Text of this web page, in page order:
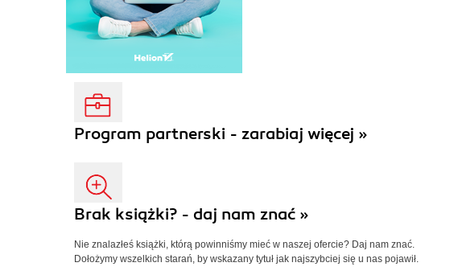
Program partnerski - zarabiaj więcej »
Brak książki? - daj nam znać »
Nie znalazłeś książki, którą powinniśmy mieć w naszej ofercie? Daj nam znać.
Dołożymy wszelkich starań, by wskazany tytuł jak najszybciej się u nas pojawił.